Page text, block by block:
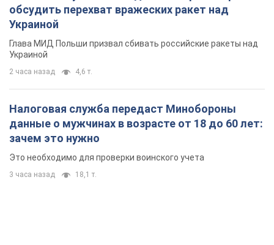
обсудить перехват вражеских ракет над
Украиной
Глава МИД Польши призвал сбивать российские ракеты над
Украиной
2 часа назад 4,6 т.
Налоговая служба передаст Минобороны
данные о мужчинах в возрасте от 18 до 60 лет:
зачем это нужно
Это необходимо для проверки воинского учета
3 часа назад 18,1 т.